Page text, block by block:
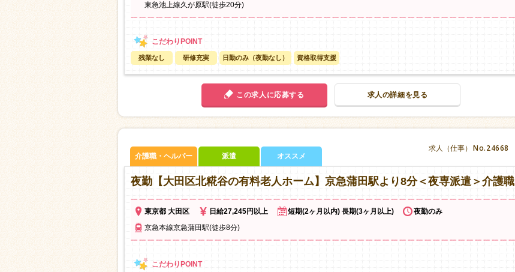
東急池上線久が原駅(徒歩20分)
残業なし 研修充実 日勤のみ（夜勤なし） 資格取得支援
この求人に応募する 求人の詳細を見る
求人（仕事） No.24668
介護職・ヘルパー 派遣 オススメ
夜勤【大田区北糀谷の有料老人ホーム】京急蒲田駅より8分＜夜専派遣＞介護職
東京都 大田区 日給27,245円以上 短期(2ヶ月以内) 長期(3ヶ月以上)
夜勤のみ
京急本線京急蒲田駅(徒歩8分)